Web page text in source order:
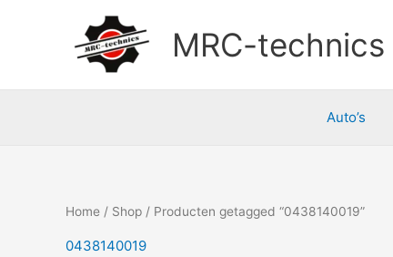
MRC-technics
Auto’s
Home / Shop / Producten getagged “0438140019”
0438140019